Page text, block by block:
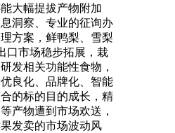
大幅提拔产物附加
洞察、专业的征询办
方案，鲜鸭梨、雪梨
口市场稳步拓展，栽
发相关功能性食物，
良化、品牌化、智能
的标的目的成长，精
产物遭到市场欢送，
发卖的市场波动风